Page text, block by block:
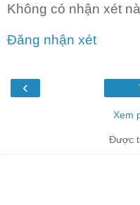
Không có nhận xét
Đăng nhận xét
‹
Xem
Được